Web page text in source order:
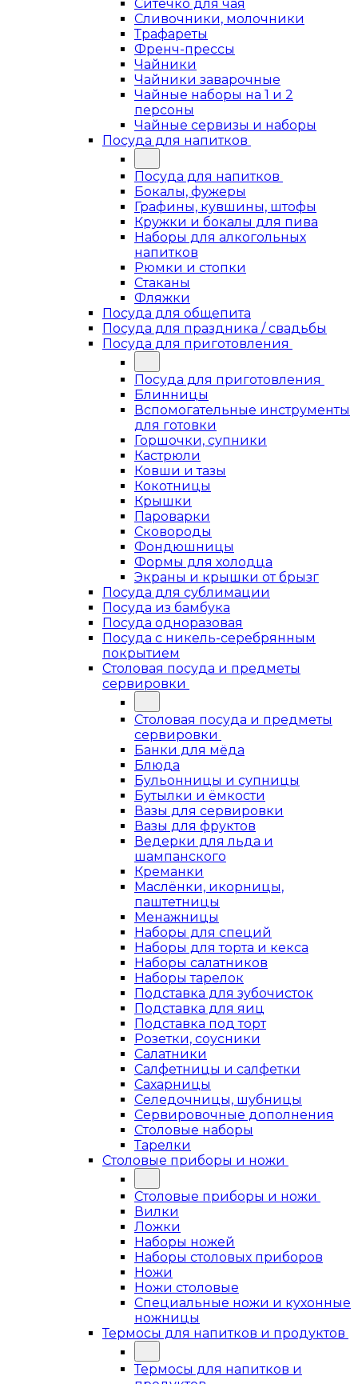
Ситечко для чая
Сливочники, молочники
Трафареты
Френч-прессы
Чайники
Чайники заварочные
Чайные наборы на 1 и 2
персоны
Чайные сервизы и наборы
Посуда для напитков
Посуда для напитков
Бокалы, фужеры
Графины, кувшины, штофы
Кружки и бокалы для пива
Наборы для алкогольных
напитков
Рюмки и стопки
Стаканы
Фляжки
Посуда для общепита
Посуда для праздника / свадьбы
Посуда для приготовления
Посуда для приготовления
Блинницы
Вспомогательные инструменты
для готовки
Горшочки, супники
Кастрюли
Ковши и тазы
Кокотницы
Крышки
Пароварки
Сковороды
Фондюшницы
Формы для холодца
Экраны и крышки от брызг
Посуда для сублимации
Посуда из бамбука
Посуда одноразовая
Посуда с никель-серебрянным
покрытием
Столовая посуда и предметы
сервировки
Столовая посуда и предметы
сервировки
Банки для мёда
Блюда
Бульонницы и супницы
Бутылки и ёмкости
Вазы для сервировки
Вазы для фруктов
Ведерки для льда и
шампанского
Креманки
Маслёнки, икорницы,
паштетницы
Менажницы
Наборы для специй
Наборы для торта и кекса
Наборы салатников
Наборы тарелок
Подставка для зубочисток
Подставка для яиц
Подставка под торт
Розетки, соусники
Салатники
Салфетницы и салфетки
Сахарницы
Селедочницы, шубницы
Сервировочные дополнения
Столовые наборы
Тарелки
Столовые приборы и ножи
Столовые приборы и ножи
Вилки
Ложки
Наборы ножей
Наборы столовых приборов
Ножи
Ножи столовые
Специальные ножи и кухонные
ножницы
Термосы для напитков и продуктов
Термосы для напитков и